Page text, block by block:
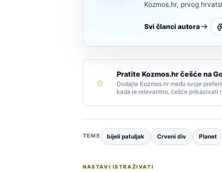
Kozmos.hr, prvog
Svi članci autora
Pratite Kozmos.hr češće na
Dodajte Kozmos.hr među svoje
kada je relevantno, češće prikazivati
TEME bijeli patuljak Crveni div Planet
NASTAVI ISTRAŽIVATI